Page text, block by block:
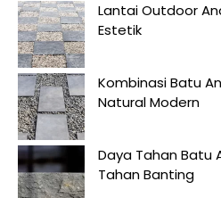
Lantai Outdoor
Estetik
Kombinasi Batu
Natural Modern
Daya Tahan Batu
Tahan Banting